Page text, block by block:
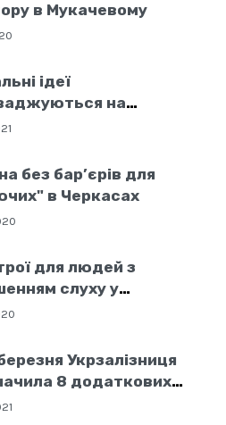
в Мукачевому
ідеї
на
рівні
без бар’єрів для
в Черкасах
для людей з
слуху у
центрах Дніпра
Укрзалізниця
8 додаткових